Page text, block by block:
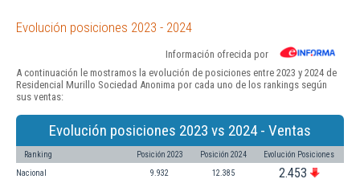
Evolución posiciones 2023 - 2024
Información ofrecida por
A continuación le mostramos la evolución de posiciones entre 2023 y 2024 de
Residencial Murillo Sociedad Anonima por cada uno de los rankings según
sus ventas:
Evolución posiciones 2023 vs 2024 - Ventas
Ranking Posición 2023 Posición 2024 Evolución Posiciones
Nacional 9.932 12.385 2.453